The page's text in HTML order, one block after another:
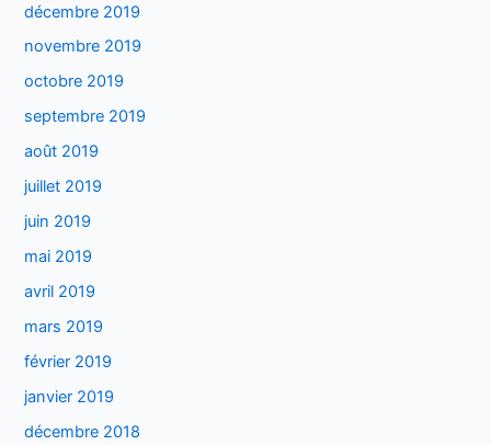
décembre 2019
novembre 2019
octobre 2019
septembre 2019
août 2019
juillet 2019
juin 2019
mai 2019
avril 2019
mars 2019
février 2019
janvier 2019
décembre 2018